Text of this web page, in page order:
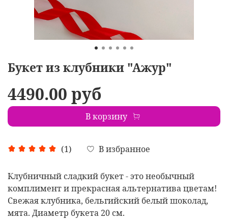
Букет из клубники "Ажур"
(1) В избранное
4490.00 руб
В корзину
Клубничный сладкий букет - это необычный
комплимент и прекрасная альтернатива цветам!
Свежая клубника, бельгийский белый шоколад,
мята. Диаметр букета 20 см.